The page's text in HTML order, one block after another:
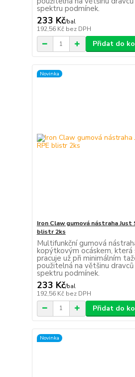
spektru podmínek.
233 Kč/bal
192,56 Kč bez DPH
Přidat do
Novinka
Iron Claw gumová nástraha Just
blistr 2ks
Multifunkční gumová
kopýtkovým ocáskem, která
pracuje už při minimálním
použitelná na většinu
spektru podmínek.
233 Kč/bal
192,56 Kč bez DPH
Přidat do
Novinka